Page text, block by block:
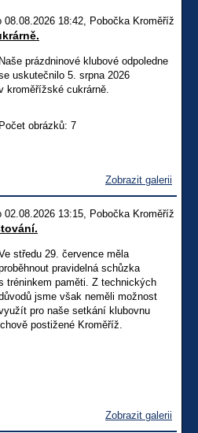
08.08.2026 18:42, Pobočka Kroměříž
Naše prázdninové klubové odpoledne
uskutečnilo 5. srpna 2026
kroměřížské cukrárně.
Počet obrázků: 7
Zobrazit galerii
02.08.2026 13:15, Pobočka Kroměříž
středu 29. července měla
pravidelná schůzka
tréninkem paměti. Z technických
jsme však neměli možnost
pro naše setkání klubovnu
postižené Kroměříž.
Zobrazit galerii